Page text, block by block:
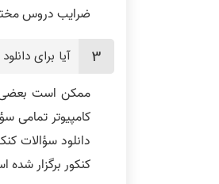
ضرایب دروس
آیا برای
ممکن است بعضی
کامپیوتر تمامی
کنکور برگزار